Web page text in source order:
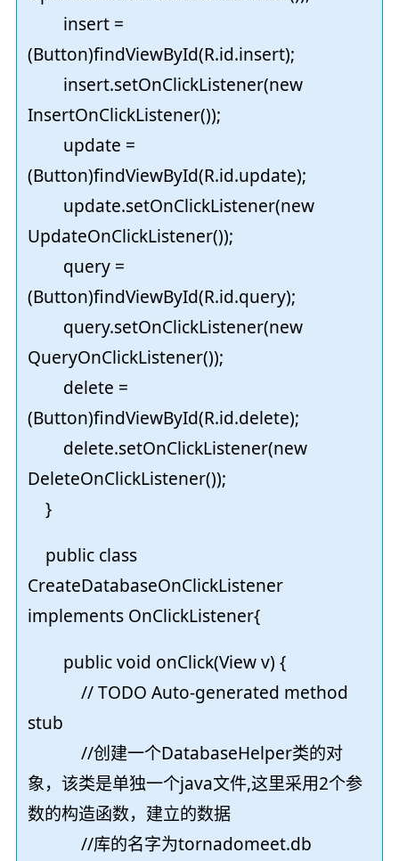
insert =
(Button)findViewById(R.id.insert);
insert.setOnClickListener(new
InsertOnClickListener());
update =
(Button)findViewById(R.id.update);
update.setOnClickListener(new
UpdateOnClickListener());
query =
(Button)findViewById(R.id.query);
query.setOnClickListener(new
QueryOnClickListener());
delete =
(Button)findViewById(R.id.delete);
delete.setOnClickListener(new
DeleteOnClickListener());
}
public class
CreateDatabaseOnClickListener
implements OnClickListener{
public void onClick(View v) {
// TODO Auto-generated method
stub
//创建一个DatabaseHelper类的对
象，该类是单独一个java文件,这里采用2个参
数的构造函数，建立的数据
//库的名字为tornadomeet.db